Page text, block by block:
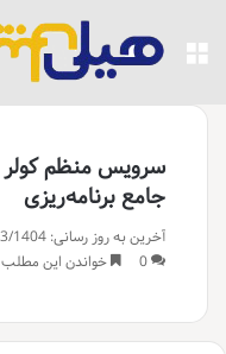
منو
سرویس منظم
جامع برنامه‌ریزی
آخرین به روز رسانی: 09/03/1404
0
خواندن این مطلب 16 دقیقه زمان میبرد